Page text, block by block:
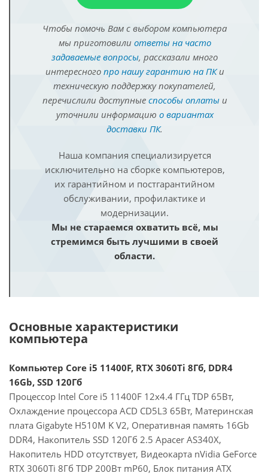
Чтобы помочь Вам с выбором компьютера
мы приготовили ответы на часто
задаваемые вопросы, рассказали много
интересного про нашу гарантию на ПКи
техническую поддержку покупателей,
перечислили доступные способы оплатыи
уточнили информацию о вариантах
доставки ПК.
Наша компания специализируется
исключительно на сборке компьютеров,
их гарантийном и постгарантийном
обслуживании, профилактике и
модернизации.
Мы не стараемся охватить всё, мы
стремимся быть лучшими в своей
области.
Основные характеристики
компьютера
Компьютер Core i5 11400F, RTX 3060Ti 8Гб, DDR4
16Gb, SSD 120Гб
Процессор Intel Core i5 11400F 12x4.4 ГГц TDP 65Вт,
Охлаждение процессора ACD CD5L3 65Вт, Материнская
плата Gigabyte H510M K V2, Оперативная память 16Gb
DDR4, Накопитель SSD 120Гб 2.5 Apacer AS340X,
Накопитель HDD отсутствует, Видеокарта nVidia GeForce
RTX 3060Ti 8Гб TDP 200Вт mP60, Блок питания ATX